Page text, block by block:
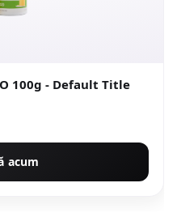
100g - Default Title
acum